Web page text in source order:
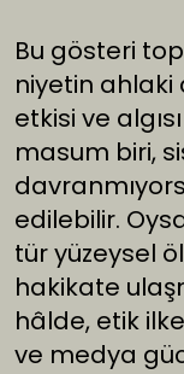
Bu gösteri
niyetin ahlaki
etkisi ve
masum biri,
edilebilir.
tür yüzeysel
hakikate
hâlde, etik
ve medya